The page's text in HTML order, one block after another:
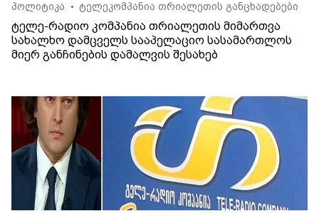
პოლიტიკა
• ტელეკომპანია თრიალეთის განცხადებები
ტელე-რადიო კომპანია თრიალეთის მიმართვა
სახალხო დამცველს სააპელაციო სასამართლოს
მიერ განჩინების დამალვის შესახებ